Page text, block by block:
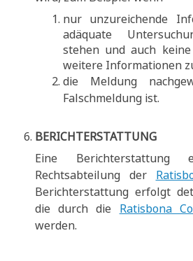
nur unzureichende
adäquate
stehen und auch
weitere Informationen
die Meldung
Falschmeldung ist.
BERICHTERSTATTUNG
Eine
Rechtsabteilung der
Berichterstattung erfolgt
die durch die Ratisbona
werden.